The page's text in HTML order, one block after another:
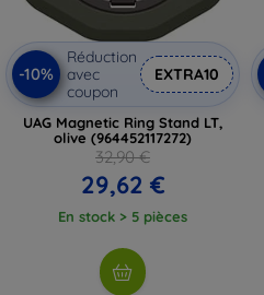
-10%
Réduction
avec
coupon
EXTRA10
UAG Magnetic Ring Stand LT,
olive (964452117272)
32,90 €
29,62 €
En stock > 5 pièces